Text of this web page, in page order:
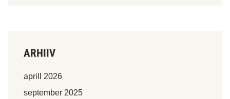
ARHIIV
aprill 2026
september 2025